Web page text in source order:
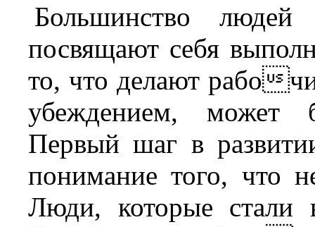
Большинство
посвящают себя
то, что делают рабо
убеждением, может
Первый шаг в
понимание того, что
Люди, которые стали